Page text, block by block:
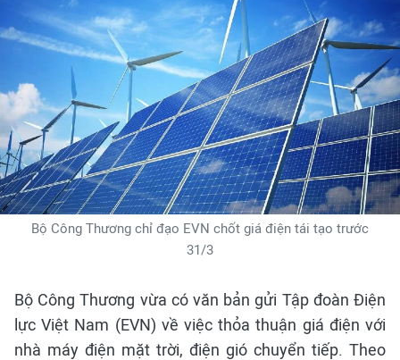
Bộ Công Thương chỉ đạo EVN chốt giá điện tái tạo trước
31/3
Bộ Công Thương vừa có văn bản gửi Tập đoàn Điện
lực Việt Nam (EVN) về việc thỏa thuận giá điện với
nhà máy điện mặt trời, điện gió chuyển tiếp. Theo